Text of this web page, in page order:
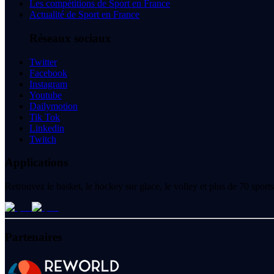
Les compétitions de Sport en France
Actualité de Sport en France
Réseaux sociaux
Twitter
Facebook
Instagram
Youtube
Dailymotion
Tik Tok
Linkedin
Twitch
Applications
Retrouvez le basket, le hockey sur glace, le volley et plus de 70
Partenaires